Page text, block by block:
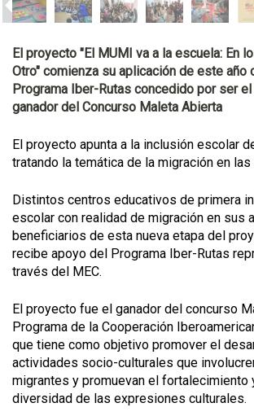
El proyecto "El MUMI va a la escuela: En
Otro" comienza su aplicación de este año
Programa Iber-Rutas concedido por ser
ganador del Concurso Maleta Abierta
El proyecto apunta a la inclusión escolar
tratando la temática de la migración en
Distintos centros educativos de primera
escolar con realidad de migración en sus
beneficiarios de esta nueva etapa del
recibe apoyo del Programa Iber-Rutas
través del MEC.
El proyecto fue el ganador del concurso
Programa de la Cooperación
que tiene como objetivo promover el
actividades socio-culturales que
migrantes y promuevan el fortalecimiento
diversidad de las expresiones culturales.